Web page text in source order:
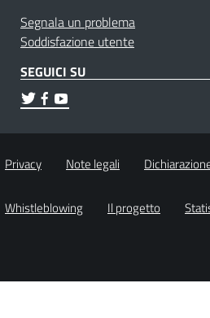
Segnala un problema
Soddisfazione utente
SEGUICI SU
Privacy Note legali
Whistleblowing Il progetto